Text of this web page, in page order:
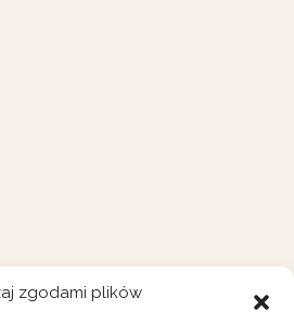
zgodami plików